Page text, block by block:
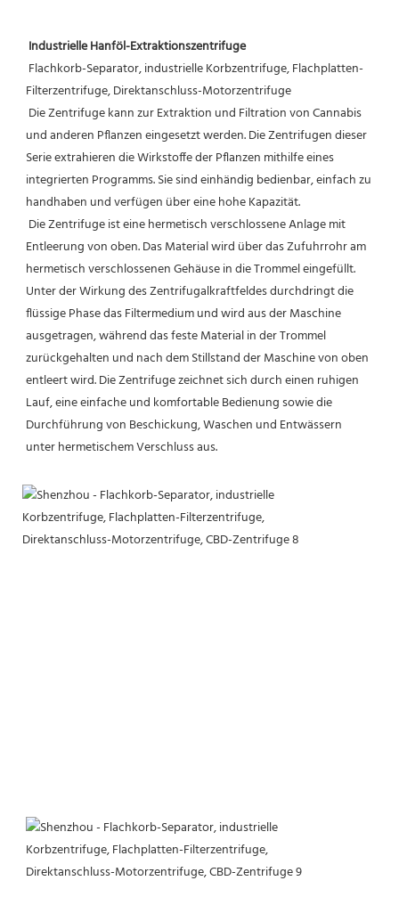
Industrielle Hanföl-Extraktionszentrifuge
Flachkorb-Separator, industrielle Korbzentrifuge, Flachplatten-
Filterzentrifuge, Direktanschluss-Motorzentrifuge
und anderen Pflanzen eingesetzt werden. Die Zentrifugen dieser
Serie extrahieren die Wirkstoffe der Pflanzen mithilfe eines
integrierten Programms. Sie sind einhändig bedienbar, einfach zu
handhaben und verfügen über eine hohe Kapazität.
Die Zentrifuge ist eine hermetisch verschlossene Anlage mit
Entleerung von oben. Das Material wird über das Zufuhrrohr am
hermetisch verschlossenen Gehäuse in die Trommel eingefüllt.
Unter der Wirkung des Zentrifugalkraftfeldes durchdringt die
flüssige Phase das Filtermedium und wird aus der Maschine
ausgetragen, während das feste Material in der Trommel
zurückgehalten und nach dem Stillstand der Maschine von oben
entleert wird. Die Zentrifuge zeichnet sich durch einen ruhigen
Lauf, eine einfache und komfortable Bedienung sowie die
Durchführung von Beschickung, Waschen und Entwässern
unter hermetischem Verschluss aus.